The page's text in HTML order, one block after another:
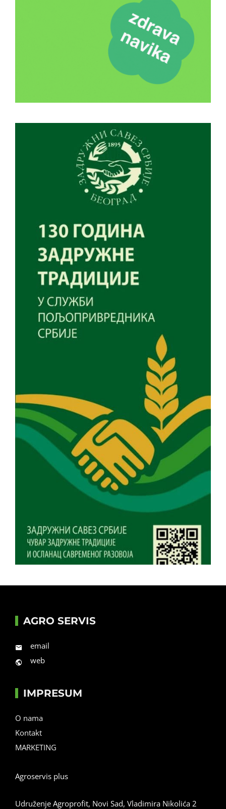
AGRO SERVIS
email
web
IMPRESUM
O nama
Kontakt
MARKETING
Agroservis plus
Udruženje Agroprofit, Novi Sad, Vladimira Nikolića 2